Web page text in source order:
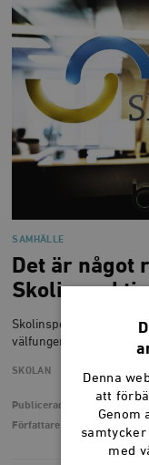
SAMHÄLLE
Det är något
Skolinspektionen
välfungerande skola.
SKOLAN
Publicerad
Författare
Susanna
Denna
att
Genom
med